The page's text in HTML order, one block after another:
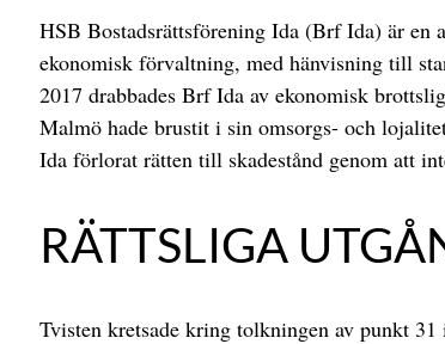
HSB Bostadsrättsförening Ida (Brf Ida) är
ekonomisk förvaltning, med hänvisning till
2017 drabbades Brf Ida av ekonomisk
Malmö hade brustit i sin omsorgs- och
Ida förlorat rätten till skadestånd genom att
RÄTTSLIGA
Tvisten kretsade kring tolkningen av punkt